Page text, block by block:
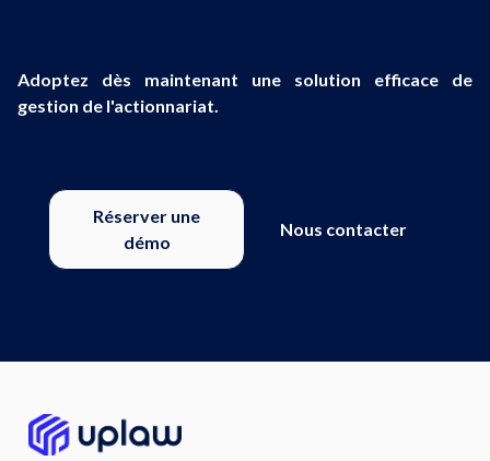
Adoptez dès maintenant une solution efficace de
gestion de l'actionnariat.
Réserver une
démo
Nous contacter